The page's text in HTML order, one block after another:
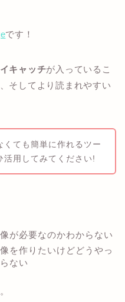
です！
キャッチが入っているこ
そしてより読まれやすい
くても簡単に作れるツー
活用してみてください!
が必要なのかわからない
を作りたいけどどうやっ
ない